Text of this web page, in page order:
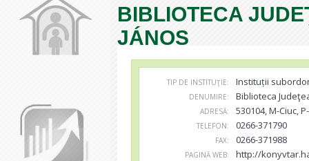
BIBLIOTECA
JÁNOS
TIP DE INSTITUŢIE: Instituții
DENUMIRE: Biblioteca
ADRESĂ: 530104, M-Ciuc,
TELEFON: 0266-371790
FAX: 0266-371988
PAGINĂ WEB: http://